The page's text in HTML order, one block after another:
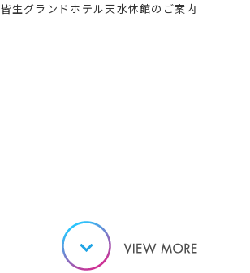
皆生グランドホテル天水休館のご案内